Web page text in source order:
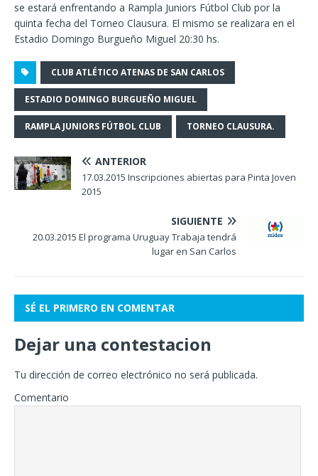
se estará enfrentando a Rampla Juniors Fútbol Club por la
quinta fecha del Torneo Clausura. El mismo se realizara en el
Estadio Domingo Burgueño Miguel 20:30 hs.
CLUB ATLÉTICO ATENAS DE SAN CARLOS
ESTADIO DOMINGO BURGUEÑO MIGUEL
RAMPLA JUNIORS FÚTBOL CLUB TORNEO CLAUSURA.
ANTERIOR
17.03.2015 Inscripciones abiertas para Pinta Joven
2015
SIGUIENTE
20.03.2015 El programa Uruguay Trabaja tendrá
lugar en San Carlos
SÉ EL PRIMERO EN COMENTAR
Dejar una contestacion
Tu dirección de correo electrónico no será publicada.
Comentario